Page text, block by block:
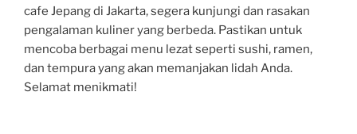
cafe Jepang di Jakarta, segera kunjungi dan rasakan
pengalaman kuliner yang berbeda. Pastikan untuk
mencoba berbagai menu lezat seperti sushi, ramen,
dan tempura yang akan memanjakan lidah Anda.
Selamat menikmati!